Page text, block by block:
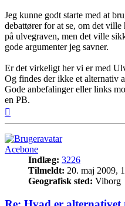
Jeg kunne godt starte med at
debattører for at se, om det
på ulvegraven, men det ville
gode argumenter jeg savner.
Er det virkeligt her vi er med
Og findes der ikke et alternativ
Gode anbefalinger eller links
en PB.
Acebone
Indlæg: 3226
Tilmeldt: 20. maj 2009,
Geografisk sted: Viborg